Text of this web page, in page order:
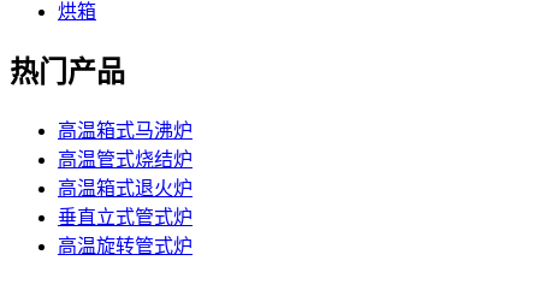
烘箱
热门产品
高温箱式马沸炉
高温管式烧结炉
高温箱式退火炉
垂直立式管式炉
高温旋转管式炉